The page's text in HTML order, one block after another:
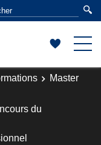
Master
du